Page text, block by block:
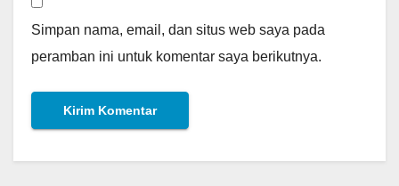
Simpan nama, email, dan situs web saya pada
peramban ini untuk komentar saya berikutnya.